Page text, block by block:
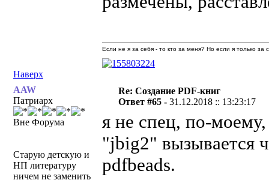
Наверх
Если не я за себя - то кто за меня? Но если я только
AAW
Патриарх
Вне Форума
Старую детскую и
НП литературу
ничем не заменить
Re: Создание PDF-книг
Ответ #65 -31.12.2018 :: 13:23:17
я не спец, по-
"jbig2" вызывается
pdfbeads.